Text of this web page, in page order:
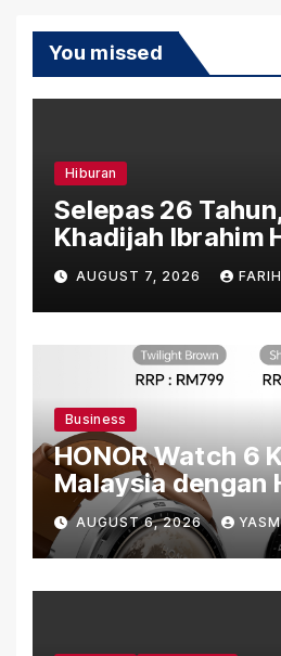
You missed
Hiburan
Selepas 26
Khadijah Ibrahim
“Ibu Doa”
Penuh Makna
AUGUST 7, 2026
Business
HONOR Watch 6
Malaysia dengan
Bermula RM699
AUGUST 6, 2026